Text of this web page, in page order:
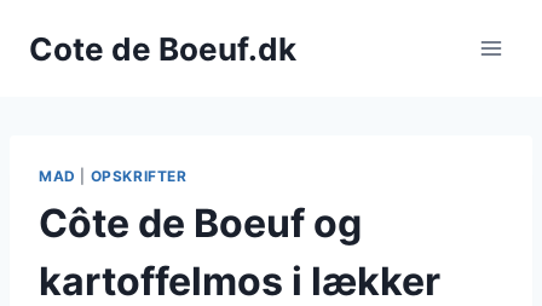
Cote de Boeuf.dk
MAD OPSKRIFTER
Côte de Boeuf og
kartoffelmos i lækker